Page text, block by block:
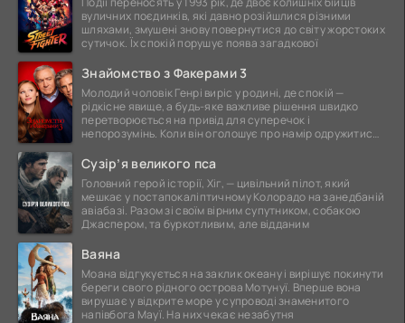
вуличних поєдинків, які давно розійшлися різними
шляхами, змушені знову повернутися до світу жорстоких
сутичок. Їх спокій порушує поява загадкової
Знайомство з Факерами 3
Молодий чоловік Генрі виріс у родині, де спокій —
рідкісне явище, а будь-яке важливе рішення швидко
перетворюється на привід для суперечок і
непорозумінь. Коли він оголошує про намір одружитися,
Сузір’я великого пса
Головний герой історії, Хіг, — цивільний пілот, який
мешкає у постапокаліптичному Колорадо на занедбаній
авіабазі. Разом зі своїм вірним супутником, собакою
Джаспером, та буркотливим, але відданим
Ваяна
Моана відгукується на заклик океану і вирішує покинути
береги свого рідного острова Мотунуї. Вперше вона
вирушає у відкрите море у супроводі знаменитого
напівбога Мауї. На них чекає незабутня